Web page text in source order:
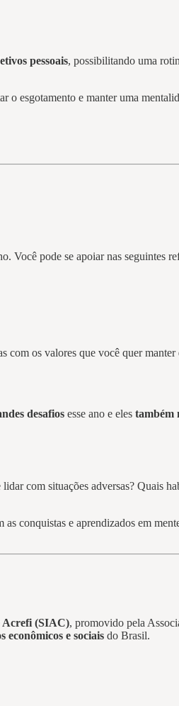
pessoais, possibilitando uma
o esgotamento e manter uma
Você pode se apoiar nas seguintes
com os valores que você quer
desafios esse ano e eles também
com situações adversas? Quais
conquistas e aprendizados em
Acrefi (SIAC), promovido pela
econômicos e sociais do Brasil.